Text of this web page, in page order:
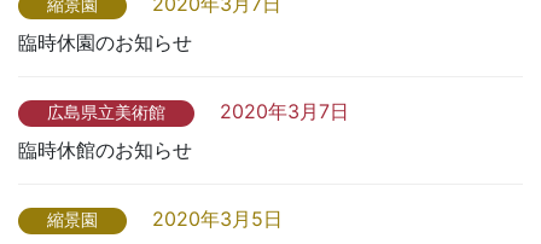
縮景園
臨時休園のお知らせ
広島県立美術館
2020年3月7日
臨時休館のお知らせ
縮景園
2020年3月5日